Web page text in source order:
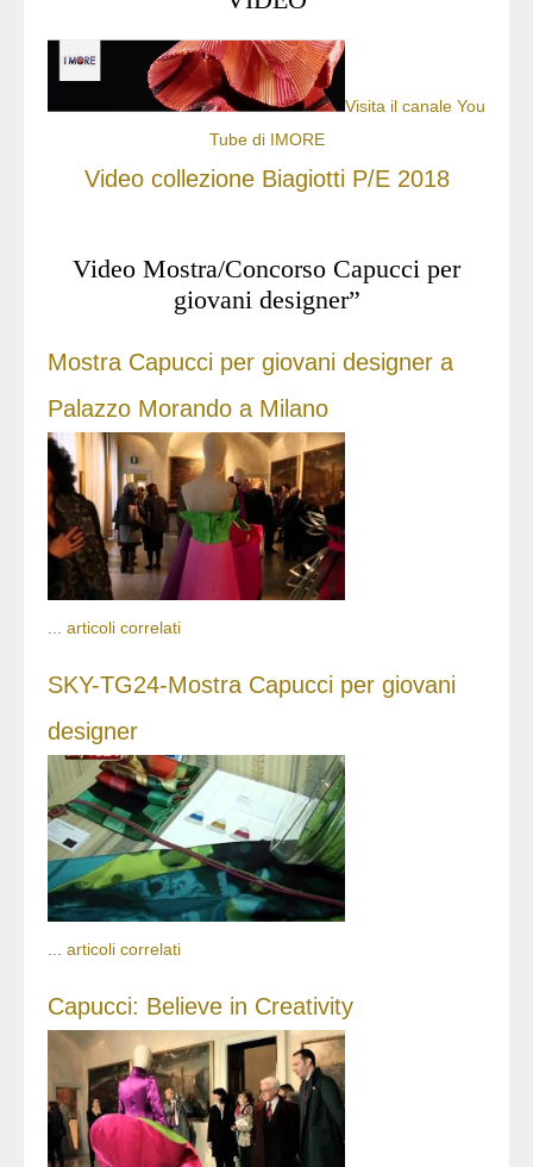
Visita il canale You
Tube di IMORE
Video collezione Biagiotti P/E 2018
Video Mostra/Concorso Capucci per
giovani designer”
Mostra Capucci per giovani designer a
Palazzo Morando a Milano
articoli correlati
SKY-TG24-Mostra Capucci per giovani
designer
... articoli correlati
Capucci: Believe in Creativity